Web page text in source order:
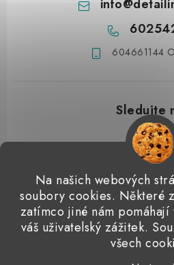
Na našich webových
soubory cookies. Některé
zatímco jiné nám
váš uživatelský zážitek.
všech
info@
604661144
Přijímáme online platby
Detailingclub Dodo Juice
Microfiber